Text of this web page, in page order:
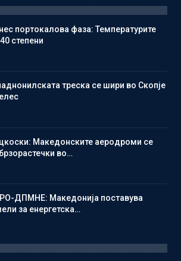
портокалова фаза: Температурите
степени
треска се шири во Скопје
Македонските аеродроми се
во…
ДПМНЕ: Македонија поставува
за енергетска…